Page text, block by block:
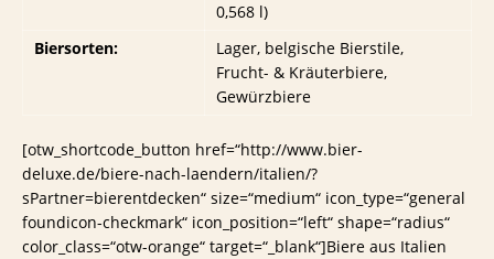
0,568 l)
Biersorten:
Lager, belgische Bierstile,
Frucht- & Kräuterbiere,
Gewürzbiere
[otw_shortcode_button href=“http://www.bier-
deluxe.de/biere-nach-laendern/italien/?
sPartner=bierentdecken“ size=“medium“ icon_type=“general
foundicon-checkmark“ icon_position=“left“ shape=“radius“
color_class=“otw-orange“ target=“_blank“]Biere aus Italien